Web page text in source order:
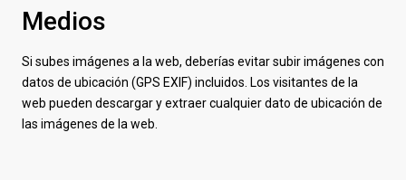
Medios
Si subes imágenes a la web, deberías evitar subir imágenes con
datos de ubicación (GPS EXIF) incluidos. Los visitantes de la
web pueden descargar y extraer cualquier dato de ubicación de
las imágenes de la web.